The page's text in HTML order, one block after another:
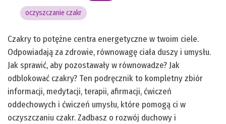
oczyszczanie czakr
Czakry to potężne centra energetyczne w twoim ciele.
Odpowiadają za zdrowie, równowagę ciała duszy i umysłu.
Jak sprawić, aby pozostawały w równowadze? Jak
odblokować czakry? Ten podręcznik to kompletny zbiór
informacji, medytacji, terapii, afirmacji, ćwiczeń
oddechowych i ćwiczeń umysłu, które pomogą ci w
oczyszczaniu czakr. Zadbasz o rozwój duchowy i